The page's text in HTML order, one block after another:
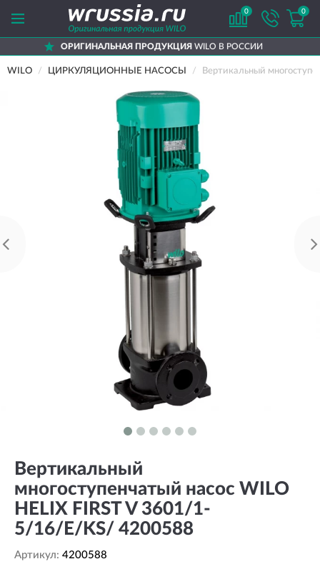
0 0
ПРОДУКЦИЯWILO В РОССИИ
WILO ЦИРКУЛЯЦИОННЫЕ НАСОСЫ Вертикальный
Вертикальный
многоступенчатый насос WILO
HELIX FIRST V 3601/1-
5/16/E/KS/ 4200588
Артикул: 4200588